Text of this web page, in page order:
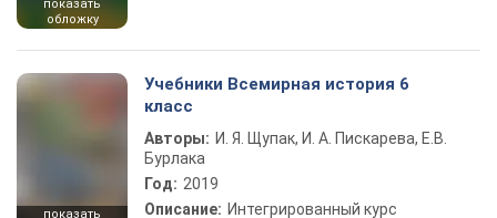
показать
обложку
показать
Учебники Всемирная история 6
класс
Авторы: И. Я. Щупак, И. А. Пискарева, Е.В.
Бурлака
Год: 2019
Описание: Интегрированный курс